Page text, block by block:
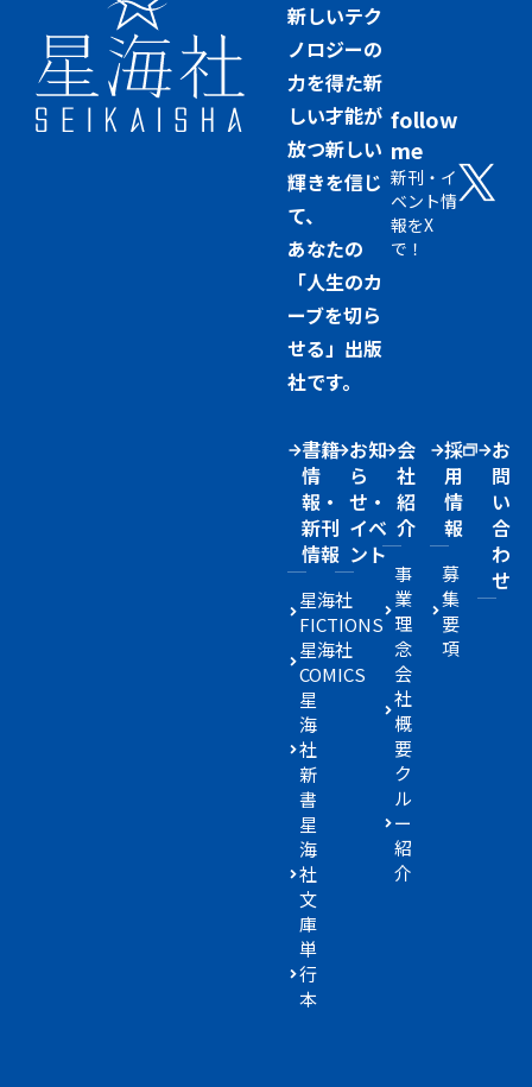
新しいテク
ノロジーの
力を得た新
しい才能が
放つ新しい
輝きを信じ
て、
あなたの
「人生のカ
ーブを切ら
せる」出版
社です。
follow
me
新刊・イ
ベント情
報をX
で！
書籍
情
報・
新刊
情報
星海社
FICTIONS
星海社
COMICS
星
海
社
新
書
星
海
社
文
庫
単
行
本
お知
ら
せ・
イベ
ント
会
社
紹
介
事
業
理
念
会
社
概
要
ク
ル
ー
紹
介
採
用
情
報
募
集
要
項
お
問
い
合
わ
せ